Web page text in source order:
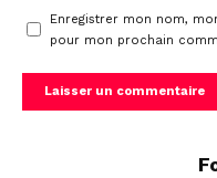
Enregistrer mon nom,
pour mon prochain